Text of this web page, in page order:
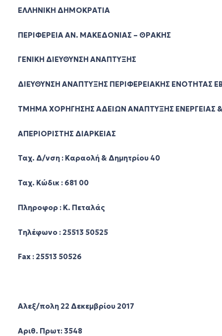
ΕΛΛΗΝΙΚΗ ΔΗΜΟΚΡΑΤΙΑ
ΠΕΡΙΦΕΡΕΙΑ ΑΝ. ΜΑΚΕΔΟΝΙΑΣ – ΘΡΑΚΗΣ
ΓΕΝΙΚΗ ΔΙΕΥΘΥΝΣΗ ΑΝΑΠΤΥΞΗΣ
ΔΙΕΥΘΥΝΣΗ ΑΝΑΠΤΥΞΗΣ ΠΕΡΙΦΕΡΕΙΑΚΗΣ ΕΝΟΤΗΤΑΣ
ΤΜΗΜΑ ΧΟΡΗΓΗΣΗΣ ΑΔΕΙΩΝ ΑΝΑΠΤΥΞΗΣ ΕΝΕΡΓΕΙΑΣ
ΑΠΕΡΙΟΡΙΣΤΗΣ ΔΙΑΡΚΕΙΑΣ
Ταχ. Δ/νση : Καραολή & Δημητρίου 40
Ταχ. Κώδικ : 681 00
Πληροφορ : Κ. Πεταλάς
Τηλέφωνο : 25513 50525
Fax : 25513 50526
Αλεξ/πολη 22 Δεκεμβρίου 2017
Αριθ. Πρωτ: 3548